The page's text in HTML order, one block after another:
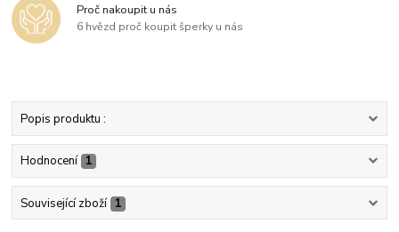
Proč nakoupit u nás
6 hvězd proč koupit šperky u nás
Popis produktu :
Hodnocení 1
Související zboží 1